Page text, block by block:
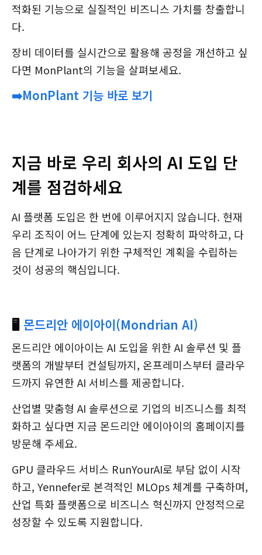
적화된 기능으로 실질적인 비즈니스 가치를 창출합니
다.
장비 데이터를 실시간으로 활용해 공정을 개선하고 싶
다면 MonPlant의 기능을 살펴보세요.
➡️MonPlant 기능 바로 보기
지금 바로 우리 회사의 AI 도입 단
계를 점검하세요
AI 플랫폼 도입은 한 번에 이루어지지 않습니다. 현재
우리 조직이 어느 단계에 있는지 정확히 파악하고, 다
음 단계로 나아가기 위한 구체적인 계획을 수립하는
것이 성공의 핵심입니다.
🖥️ 몬드리안 에이아이(Mondrian AI)
몬드리안 에이아이는 AI 도입을 위한 AI 솔루션 및 플
랫폼의 개발부터 컨설팅까지, 온프레미스부터 클라우
드까지 유연한 AI 서비스를 제공합니다.
산업별 맞춤형 AI 솔루션으로 기업의 비즈니스를 최적
화하고 싶다면 지금 몬드리안 에이아이의 홈페이지를
방문해 주세요.
GPU 클라우드 서비스 RunYourAI로 부담 없이 시작
하고, Yennefer로 본격적인 MLOps 체계를 구축하며,
산업 특화 플랫폼으로 비즈니스 혁신까지 안정적으로
성장할 수 있도록 지원합니다.